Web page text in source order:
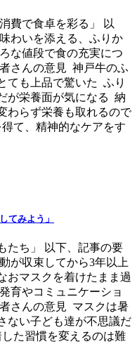
費で食卓を彩る」 以
わいを添える、ふりか
な値段で食の充実につ
さんの意見 神戸牛のふ
ても上品で驚いた ふり
が栄養面が気になる 納
わらず栄養も取れるので
て、精神的なケアをす
てみよう」
たち」 以下、記事の要
が収束してから3年以上
おマスクを着けたまま過
育やコミュニケーショ
さんの意見 マスクは暑
ない子ども達が不思議だ
た習慣を変えるのは難